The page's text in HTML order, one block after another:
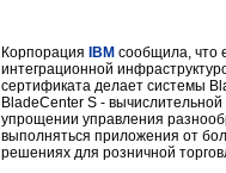
Корпорация IBM сообщила, что
интеграционной
сертификата делает системы
BladeCenter S -
упрощении управления
выполняться приложения от
решениях для розничной